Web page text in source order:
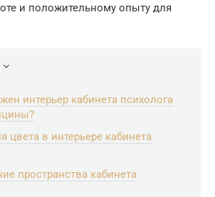
и положительному опыту для
интерьер кабинета психолога
цвета в интерьере кабинета
пространства кабинета